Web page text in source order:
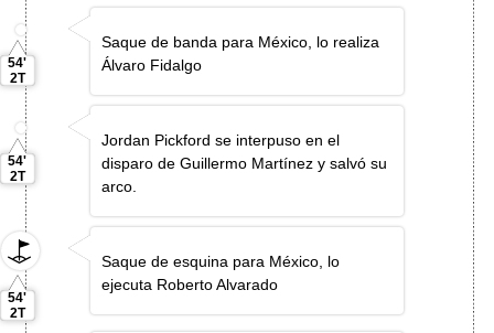
54'
2T
Saque de banda para México, lo realiza
Álvaro Fidalgo
54'
2T
Jordan Pickford se interpuso en el
disparo de Guillermo Martínez y salvó su
arco.
54'
2T
Saque de esquina para México, lo
ejecuta Roberto Alvarado